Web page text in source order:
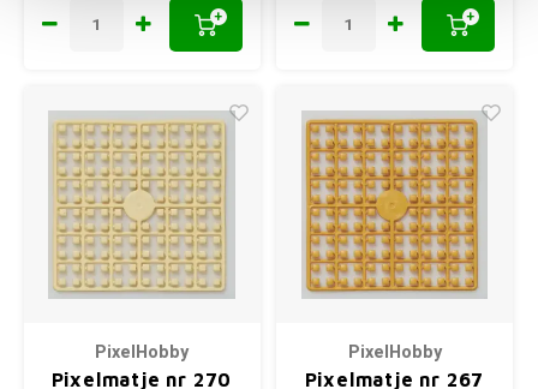
+ +
PixelHobby
Pixelmatje nr 270
PixelHobby
Pixelmatje nr 267